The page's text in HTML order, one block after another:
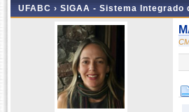
UFABC › SIGAA - Sistema